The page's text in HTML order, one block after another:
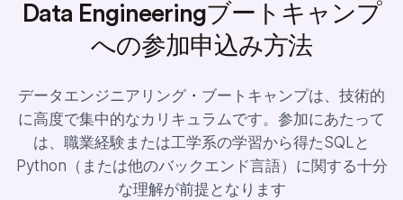
Data Engineeringブートキャンプ
への参加申込み方法
データエンジニアリング ・ ブートキャンプは、技術的
に高度で集中的なカリキュラムです。参加にあたって
は、職業経験または工学系の学習から得たSQLと
Python（または他のバックエンド言語）に関する十分
な理解が前提となります